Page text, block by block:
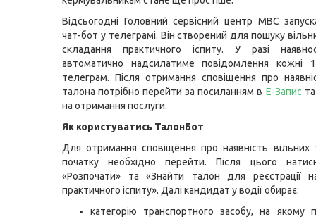
Відсьогодні Головний сервісний центр МВС
чат-бот у телеграмі. Він створений для пошуку
складання практичного іспиту. У разі
автоматично надсилатиме повідомлення кожні
телеграм. Після отримання сповіщення про
талона потрібно перейти за посиланням в Е-Запис
на отримання послуги.
Як користуватись ТалонБот
Для отримання сповіщення про наявність вільних
початку необхідно перейти. Після цього
«Розпочати» та «Знайти талон для реєстрації
практичного іспиту». Далі кандидат у водії обирає:
категорію транспортного засобу, на якому